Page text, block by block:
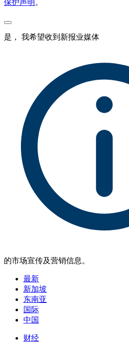
保护声明 。
是， 我希望收到新报业媒体
的市场宣传及营销信息。
最新
新加坡
东南亚
国际
中国
财经